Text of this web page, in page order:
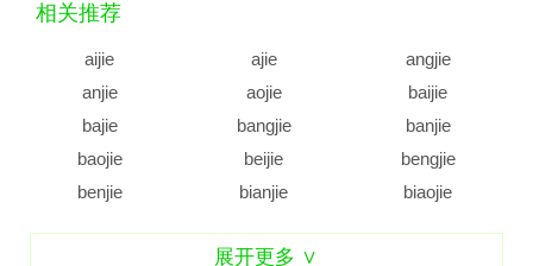
相关推荐
aijie ajie
angjie
anjie
aojie
baijie
bajie
bangjie
banjie
baojie
beijie
bengjie
benjie
bianjie
biaojie
bojie
展开更多 ∨